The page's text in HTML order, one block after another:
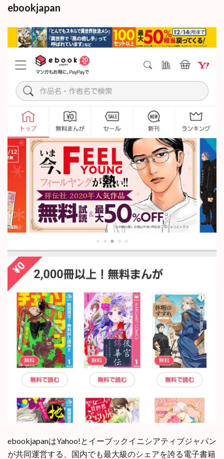
ebookjapan
ebookjapanはYahoo!とイーブックイニシアティブジャパン
が共同運営する、国内でも最大級のシェアを誇る電子書籍